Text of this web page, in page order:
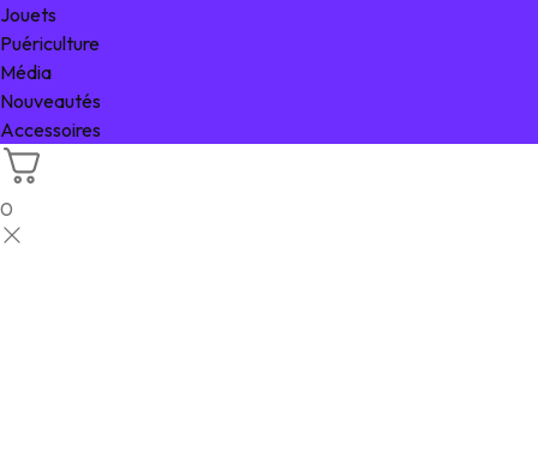
Jouets
Puériculture
Média
Nouveautés
Accessoires
0